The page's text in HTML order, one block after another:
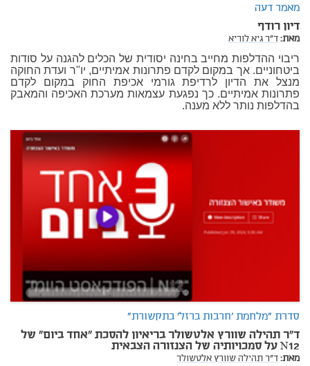
מאמר דעה
דיון רודף
מאת:ד"ר גיא לוריא
ריבוי ההדלפות מחייב בחינה יסודית של הכלים להגנה על סודות
ביטחוניים. אך במקום לקדם פתרונות אמיתיים, יו"ר ועדת החוקה
מנצל את הדיון לרדיפת גורמי אכיפת החוק במקום לקדם
פתרונות אמיתיים. כך נפגעת עצמאות מערכת האכיפה והמאבק
בהדלפות נותר ללא מענה.
סדרת "מלחמת 'חרבות ברזל' בתקשורת"
ד"ר תהילה שוורץ אלטשולר בריאיון להסכת "אחד ביום" של
N12 על סמכויותיה של הצנזורה הצבאית
מאת:ד"ר תהילה שוורץ אלטשולר